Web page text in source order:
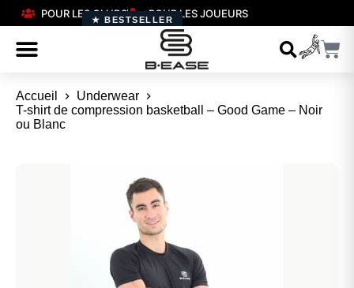
POUR LES CLUBS POUR LES JOUEURS
Accueil
Underwear
T-shirt de compression basketball – Good Game – Noir
ou Blanc
★ BESTSELLER